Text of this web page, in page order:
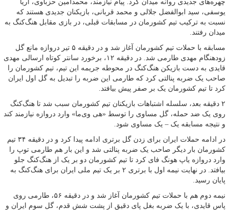
چهره‌های جدیدی روانه میدان کرد. پیام نیازمند، محمدامین حزباوی، آریا
یوسفی، سید ابوالفضل جلالی و محمد قربانی، بازیکنان جدیدی هستند که
نسبت به ترکیب تیم کشورمان در مسابقات قبلی، در بازی مقابل هنگ‌کنگ به
میدان رفتند.
مسابقه با حملات تیم کشورمان آغاز شد و در دقیقه ۵ تیر دروازه مانع گل
زودهنگام مهدی طارمی شد. در دقیقه ۱۲، برخورد سانتر کوتاه ارسالی مهدی
قایدی به دست بازیکن هنگ‌کنگ در محوطه جریمه این تیم، تیم کشورمان را
صاحب یک ضربه پنالتی کرد که طارمی این ضربه را تبدیل به گل اول ایران
کرد تا تیم کشورمان یک بر صفر پیش بیافتد.
۲ دقیقه بعد، سلسله اشتباهات بازیکنان تیم کشورمان سبب شد تا هنگ‌کنگ
روی یک ضد حمله، گل مساوی را توسط «هی وی‌ما» وارد دروازه نیازمند کند
و نتیجه مسابقه یک – یک مساوی شود.
در ادامه حملات ایران برای زدن گل برتری ادامه پیدا کرد و در دقیقه ۳۴ تیم
کشورمان بار دیگر صاحب یک ضربه پنالتی شد و این بار هم طارمی توپ را
وارد دروازه یاپ هونگ فای کرد تا تیم کشورمان دو بر یک از هنگ‌کنگ جلو
بیافتد. در نهایت نیمه اول با برتری ۲ بر یک تیم ملی ایران برای هنگ‌کنگ به
پایان رسید.
نیمه دوم هم با حملات تیم کشورمان آغاز شد و در دقیقه ۵۶، طارمی روی
پاس قایدی، با یک ضربه بغل پای دقیق از پشت شش قدم، گل سوم ایران و